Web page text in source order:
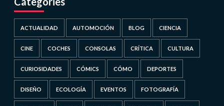
ACTUALIDAD AUTOMOCIÓN BLOG CIENCIA
CINE COCHES CONSOLAS CRÍTICA CULTURA
CURIOSIDADES CÓMICS CÓMO DEPORTES
DISEÑO ECOLOGÍA EVENTOS FOTOGRAFÍA